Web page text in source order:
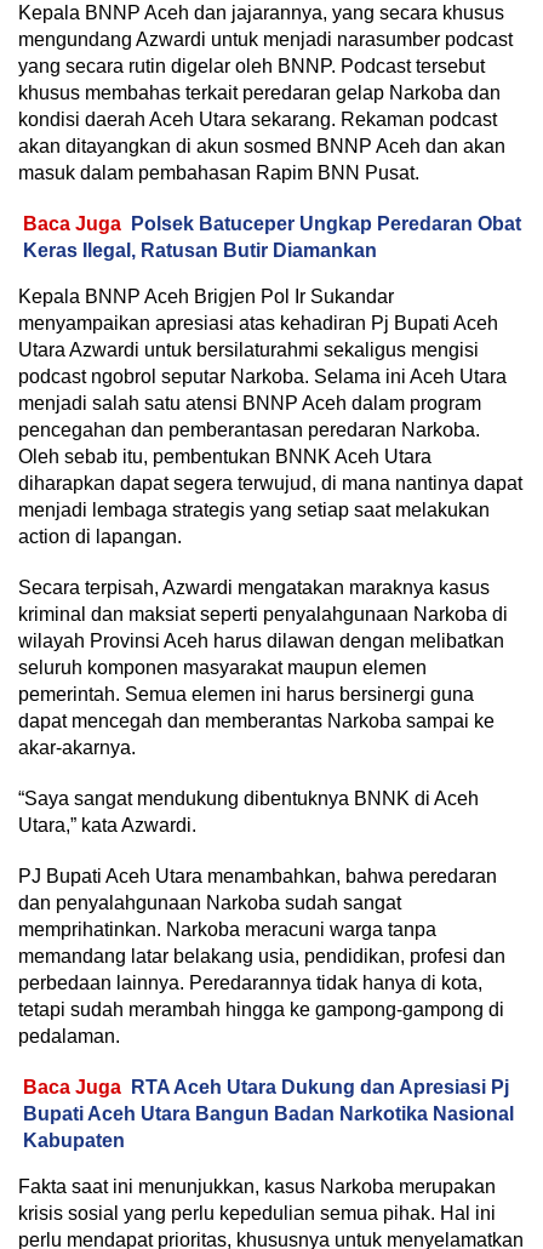
Kepala BNNP Aceh dan jajarannya, yang secara khusus
mengundang Azwardi untuk menjadi narasumber podcast
yang secara rutin digelar oleh BNNP. Podcast tersebut
khusus membahas terkait peredaran gelap Narkoba dan
kondisi daerah Aceh Utara sekarang. Rekaman podcast
akan ditayangkan di akun sosmed BNNP Aceh dan akan
masuk dalam pembahasan Rapim BNN Pusat.
Baca Juga
Polsek Batuceper Ungkap Peredaran Obat
Keras Ilegal, Ratusan Butir Diamankan
Kepala BNNP Aceh Brigjen Pol Ir Sukandar
menyampaikan apresiasi atas kehadiran Pj Bupati Aceh
Utara Azwardi untuk bersilaturahmi sekaligus mengisi
podcast ngobrol seputar Narkoba. Selama ini Aceh Utara
menjadi salah satu atensi BNNP Aceh dalam program
pencegahan dan pemberantasan peredaran Narkoba.
Oleh sebab itu, pembentukan BNNK Aceh Utara
diharapkan dapat segera terwujud, di mana nantinya dapat
menjadi lembaga strategis yang setiap saat melakukan
action di lapangan.
Secara terpisah, Azwardi mengatakan maraknya kasus
kriminal dan maksiat seperti penyalahgunaan Narkoba di
wilayah Provinsi Aceh harus dilawan dengan melibatkan
seluruh komponen masyarakat maupun elemen
pemerintah. Semua elemen ini harus bersinergi guna
dapat mencegah dan memberantas Narkoba sampai ke
akar-akarnya.
“Saya sangat mendukung dibentuknya BNNK di Aceh
Utara,” kata Azwardi.
PJ Bupati Aceh Utara menambahkan, bahwa peredaran
dan penyalahgunaan Narkoba sudah sangat
memprihatinkan. Narkoba meracuni warga tanpa
memandang latar belakang usia, pendidikan, profesi dan
perbedaan lainnya. Peredarannya tidak hanya di kota,
tetapi sudah merambah hingga ke gampong-gampong di
pedalaman.
Baca Juga
RTA Aceh Utara Dukung dan Apresiasi Pj
Bupati Aceh Utara Bangun Badan Narkotika Nasional
Kabupaten
Fakta saat ini menunjukkan, kasus Narkoba merupakan
krisis sosial yang perlu kepedulian semua pihak. Hal ini
perlu mendapat prioritas, khususnya untuk menyelamatkan